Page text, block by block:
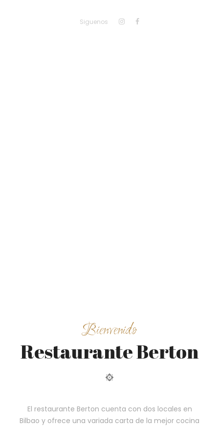
Siguenos
Bienvenido
Restaurante Berton
El restaurante Berton cuenta con dos locales en
Bilbao y ofrece una variada carta de la mejor cocina